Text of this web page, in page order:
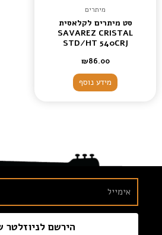
מיתרים
סט מיתרים לקלאסית
SAVAREZ CRISTAL
STD/HT 540CRJ
₪86.00
מידע נוסף
הירשם לניוזלטר